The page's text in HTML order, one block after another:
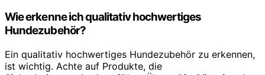
Wie erkenne ich qualitativ hochwertiges
Hundezubehör?
Ein qualitativ hochwertiges Hundezubehör zu erkennen,
ist wichtig. Achte auf Produkte, die